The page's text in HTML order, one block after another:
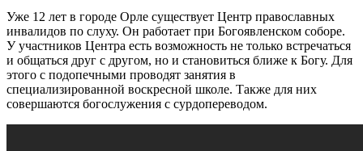
Уже 12 лет в городе Орле существует Центр православных
инвалидов по слуху. Он работает при Богоявленском соборе.
У участников Центра есть возможность не только встречаться
и общаться друг с другом, но и становиться ближе к Богу. Для
этого с подопечными проводят занятия в
специализированной воскресной школе. Также для них
совершаются богослужения с сурдопереводом.